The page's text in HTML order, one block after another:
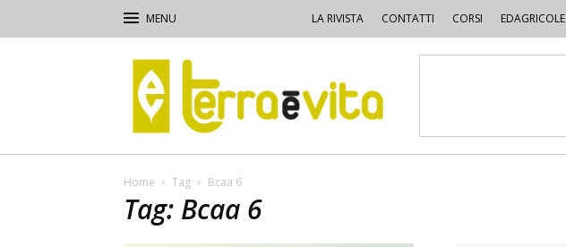
LA RIVISTA CONTATTI CORSI EDAGRICOLE
Terra
e
Vita
Home Tag Bcaa 6
Tag: Bcaa 6